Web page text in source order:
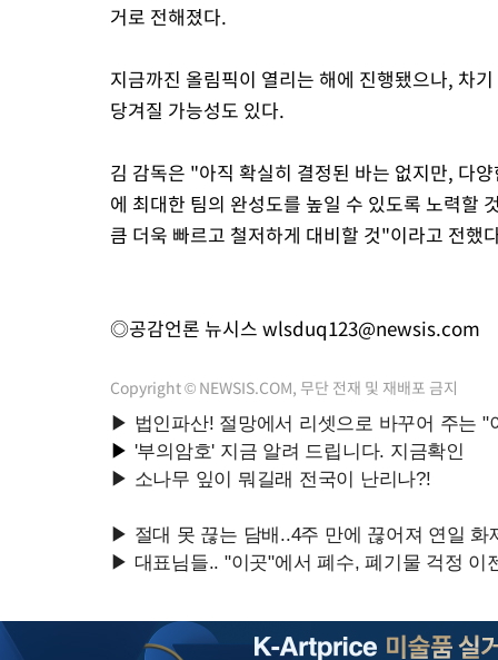
거로 전해졌다.
지금까진 올림픽이 열리는 해에 진행됐으나, 차
당겨질 가능성도 있다.
김 감독은 "아직 확실히 결정된 바는 없지만, 다
에 최대한 팀의 완성도를 높일 수 있도록 노력할
큼 더욱 빠르고 철저하게 대비할 것"이라고 전했
◎공감언론 뉴시스 wlsduq123@newsis.com
Copyright © NEWSIS.COM, 무단 전재 및 재배포 금지